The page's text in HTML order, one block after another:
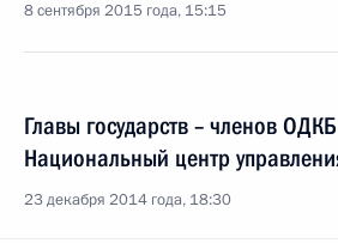
8 сентября 2015 года, 15:15
Главы государств – членов
Национальный центр
23 декабря 2014 года, 18:30